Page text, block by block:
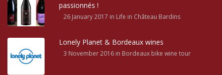
passionnés !
26 January 2017 in Life in Château Bardins
Lonely Planet & Bordeaux wines
3 November 2016in Bordeaux bike wine tour